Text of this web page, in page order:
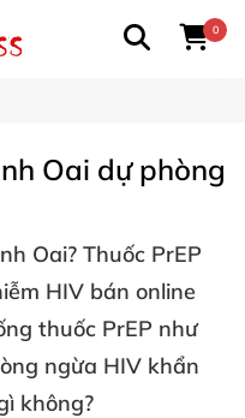
0
Oai dự phòng
Oai? Thuốc PrEP
HIV bán online
thuốc PrEP như
ngừa HIV khẩn
không?